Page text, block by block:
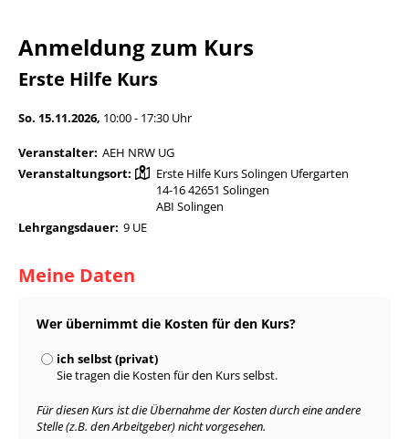
Anmeldung zum Kurs
Erste Hilfe Kurs
So. 15.11.2026, 10:00 - 17:30 Uhr
Veranstalter: AEH NRW UG
Veranstaltungsort:
Erste Hilfe Kurs Solingen Ufergarten
14-16 42651 Solingen
ABI Solingen
Lehrgangsdauer: 9 UE
Meine Daten
Wer übernimmt die Kosten für den Kurs?
ich selbst (privat)
Sie tragen die Kosten für den Kurs selbst.
Für diesen Kurs ist die Übernahme der Kosten durch eine andere
Stelle (z.B. den Arbeitgeber) nicht vorgesehen.